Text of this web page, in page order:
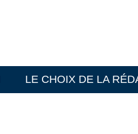
LE CHOIX DE LA